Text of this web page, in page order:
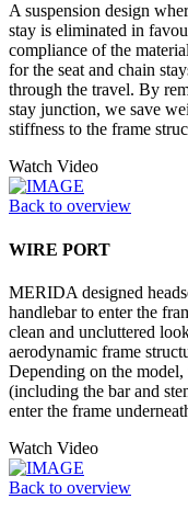
A suspension design
stay is eliminated in
compliance of the
for the seat and chain
through the travel. By
stay junction, we save
stiffness to the frame
Watch Video
Back to overview
WIRE PORT
MERIDA designed
handlebar to enter the
clean and uncluttered
aerodynamic frame
Depending on the
(including the bar and
enter the frame
Watch Video
Back to overview